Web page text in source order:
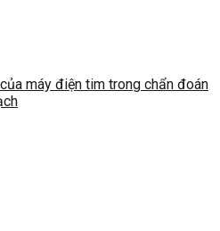
máy điện tim trong chẩn đoán